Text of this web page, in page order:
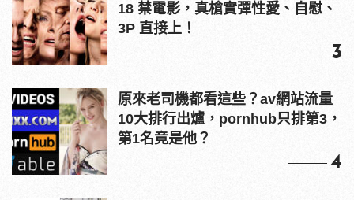
18 禁電影，真槍實彈性愛、自慰、
3P 直接上！
3
原來老司機都看這些？av網站流量
10大排行出爐，pornhub只排第3，
第1名竟是他？
4